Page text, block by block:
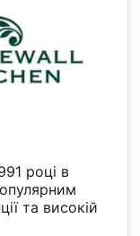
році в
та високій